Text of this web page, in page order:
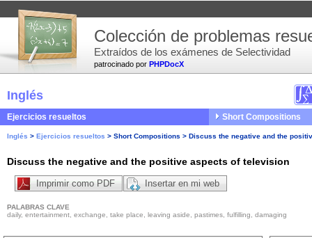
patrocinado por PHPDocX
Colección de problemas
Extraídos de los exámenes de Selectividad
Inglés
Ejercicios resueltos Short Compositions
Inglés > Ejercicios resueltos > Short Compositions > Discuss the negative and the
Discuss the negative and the positive aspects of television
Imprimir como PDF Insertar en mi web
PALABRAS CLAVE
daily, entertainment, exchange, take place, leaving aside, pastimes, fulfilling, damaging